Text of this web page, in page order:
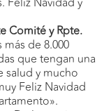
Comité y Rpte.
de 8.000
que tengan una
salud y mucho
Feliz Navidad